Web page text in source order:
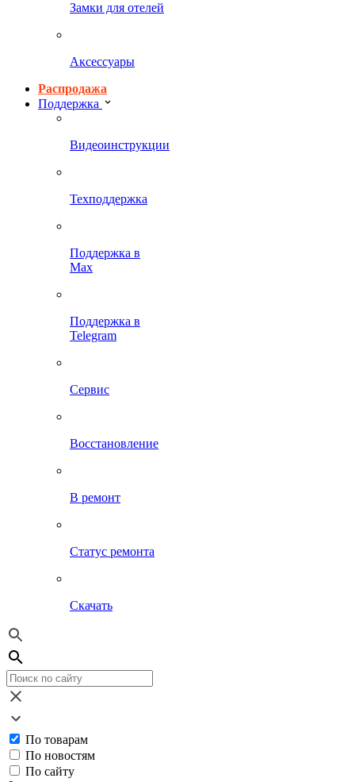
Замки для отелей
Аксессуары
Распродажа
Поддержка
Видеоинструкции
Техподдержка
Поддержка в
Max
Поддержка в
Telegram
Сервис
Восстановление
В ремонт
Статус ремонта
Скачать
По товарам
По новостям
По сайту